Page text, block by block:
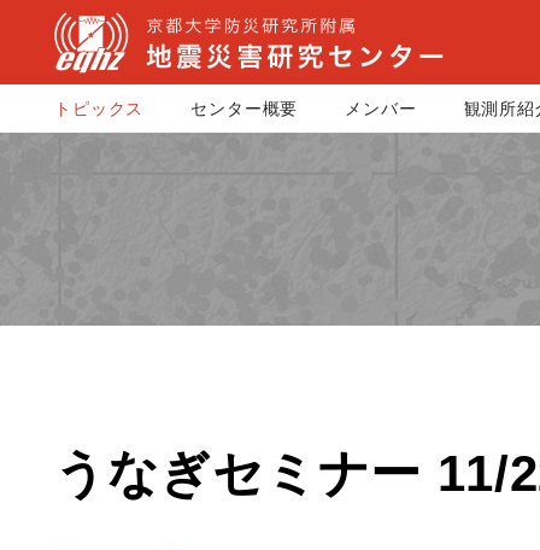
トピックス センター概要 メンバー 観測所紹
うなぎセミナー 11/